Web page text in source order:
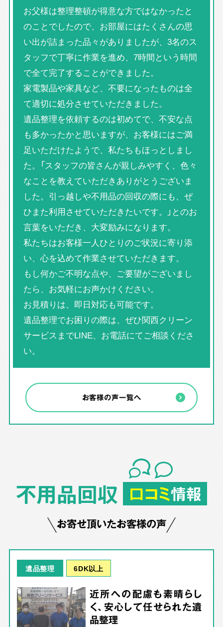
お父様は整理整頓が得意な方ではなかったと
のことでしたので、お部屋にはたくさんの思
い出が詰まった品々がありましたが、3名のス
タッフで丁寧に作業を進め、7時間という時間
で全て完了することができました。
家電製品や家具など、不要になったものは全
て適切に処分させていただきました。
遺品整理を依頼するのは初めてで、不安な点
も多かったかと思いますが、お客様にはご満
足いただけたようで、私たちもほっとしまし
た。「スタッフの皆さんが親しみやすく、色々
なことを教えていただきありがとうございま
した。引っ越しや不用品の回収の際にも、ぜ
ひまた利用させていただきたいです。」とのお
言葉をいただき、大変励みになります。
私たちはお客様一人ひとりのご状況に寄り添
い、心を込めて作業させていただきます。
もし何かご不明な点や、ご要望がございまし
たら、お気軽にお声かけください。
お見積りは、即日対応も可能です。
遺品整理でお困りの際は、ぜひ関西クリーン
サービスまでLINE、お電話にてご相談くださ
い。
お客様の声一覧へ
不用品回収 口コミ情報
お寄せ頂いたお客様の声
遺品整理 6DK以上
近所への配慮も素晴らし
く、安心して任せられた遺
品整理